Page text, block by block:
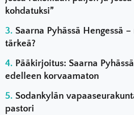
kohdatuksi”
Saarna Pyhässä Hengessä
tärkeä?
Pääkirjoitus: Saarna
edelleen korvaamaton
Sodankylän
pastori